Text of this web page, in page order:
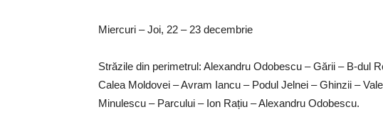
Miercuri – Joi, 22 – 23 decembrie
Străzile din perimetrul: Alexandru Odobescu – Gării – B-dul
Calea Moldovei – Avram Iancu – Podul Jelnei – Ghinzii –
Minulescu – Parcului – Ion Rațiu – Alexandru Odobescu.